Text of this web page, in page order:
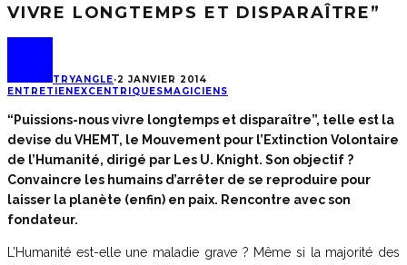
VIVRE LONGTEMPS ET DISPARAÎTRE”
TRYANGLE·2 JANVIER 2014
ENTRETIEN EXCENTRIQUES MAGICIENS
“Puissions-nous vivre longtemps et disparaître”, telle est la
devise du VHEMT, le Mouvement pour l’Extinction Volontaire
de l’Humanité, dirigé par Les U. Knight. Son objectif ?
Convaincre les humains d’arrêter de se reproduire pour
laisser la planète (enfin) en paix. Rencontre avec son
fondateur.
L’Humanité est-elle une maladie grave ? Même si la majorité des